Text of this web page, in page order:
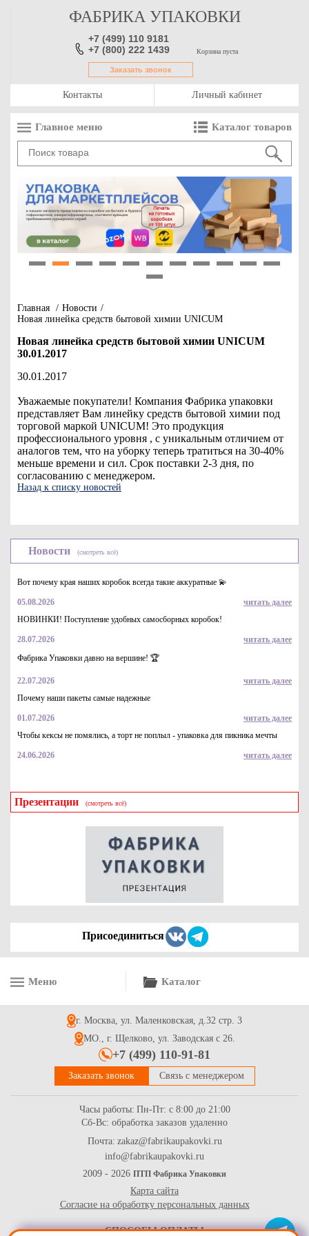
ФАБРИКА УПАКОВКИ
+7 (499) 110 9181
+7 (800) 222 1439
Заказать звонок
Корзина пуста
Контакты Личный кабинет
Главное меню Каталог товаров
Главная / Новости /
Новая линейка средств бытовой химии UNICUM
Новая линейка средств бытовой химии UNICUM
30.01.2017
30.01.2017
Уважаемые покупатели! Компания Фабрика упаковки
представляет Вам линейку средств бытовой химии под
торговой маркой UNICUM! Это продукция
профессионального уровня , с уникальным отличием от
аналогов тем, что на уборку теперь тратиться на 30-40%
меньше времени и сил. Срок поставки 2-3 дня, по
согласованию с менеджером.
Назад к списку новостей
Новости (смотреть всё)
Вот почему края наших коробок всегда такие аккуратные 💫
05.08.2026
читать далее
НОВИНКИ! Поступление удобных самосборных коробок!
28.07.2026
читать далее
Фабрика Упаковки давно на вершине! 🏆
22.07.2026
читать далее
Почему наши пакеты самые надежные
01.07.2026
читать далее
Чтобы кексы не помялись, а торт не поплыл - упаковка для пикника мечты
24.06.2026 читать далее
Презентации (смотреть всё)
Присоединиться
Меню Каталог
г. Москва, ул. Маленковская, д.32 стр. 3
МО., г. Щелково, ул. Заводская с 26.
+7 (499) 110-91-81
Заказать звонок Связь с менеджером
Часы работы: Пн-Пт: с 8:00 до 21:00
Сб-Вс: обработка заказов удаленно
Почта: zakaz@fabrikaupakovki.ru
info@fabrikaupakovki.ru
2009 - 2026 ПТП Фабрика Упаковки
Карта сайта
Согласие на обработку персональных данных
СПОСОБЫ ОПЛАТЫ